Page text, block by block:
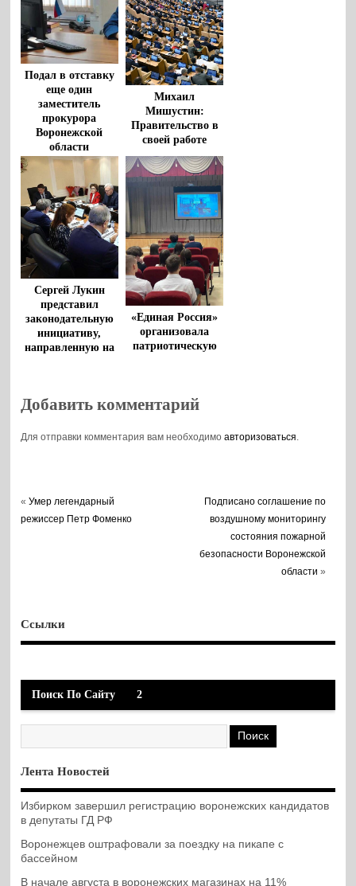
Подал в отставку
еще один
заместитель
прокурора
Воронежской
области
Михаил
Мишустин:
Правительство в
своей работе
опирается на
«Единую Россию»
Сергей Лукин
представил
законодательную
инициативу,
направленную на
«Единая Россия»
организовала
патриотическую
Добавить комментарий
Для отправки комментария вам необходимоавторизоваться.
«Умер легендарный
режиссер Петр Фоменко
Подписано соглашение по
воздушному мониторингу
состояния пожарной
безопасности Воронежской
области »
Ссылки
Поиск По Сайту 2
Лента Новостей
Избирком завершил регистрацию воронежских кандидатов
в депутаты ГД РФ
Воронежцев оштрафовали за поездку на пикапе с
бассейном
В начале августа в воронежских магазинах на 11%